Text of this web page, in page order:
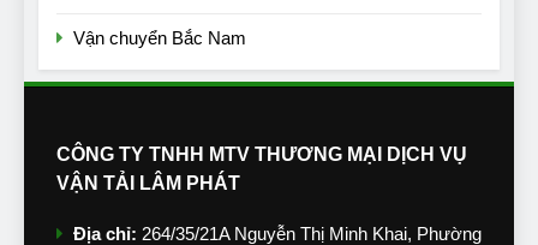
Vận chuyển Bắc Nam
CÔNG TY TNHH MTV THƯƠNG MẠI DỊCH VỤ
VẬN TẢI LÂM PHÁT
Địa chỉ: 264/35/21A Nguyễn Thị Minh Khai, Phường